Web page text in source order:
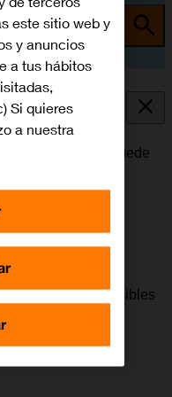
contestador
el contestador, puede
una serie de posibles
este sitio web y
y anuncios
a tus hábitos
Si quieres
a nuestra